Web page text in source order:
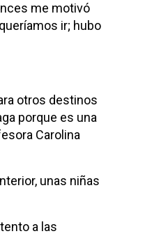
me motivó
ir; hubo
otros destinos
porque es una
Carolina
unas niñas
a las